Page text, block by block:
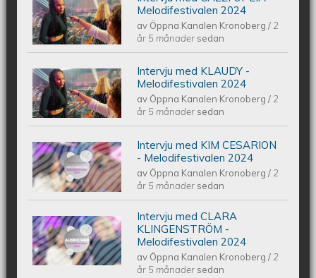
Intervju med CAZZI OPEIA -
Melodifestivalen 2024
Melodifestivalen 2024
av Öppna Kanalen Kronoberg/ 2
år 5 månader sedan
Intervju med KLAUDY -
Melodifestivalen 2024
Intervju med KLAUDY -
Melodifestivalen 2024
av Öppna Kanalen Kronoberg/ 2
år 5 månader sedan
Intervju med KIM CESARION -
Melodifestivalen 2024
Intervju med KIM CESARION
- Melodifestivalen 2024
av Öppna Kanalen Kronoberg/ 2
år 5 månader sedan
Intervju med CLARA KLINGENSTRÖM
- Melodifestivalen 2024
Intervju med CLARA
KLINGENSTRÖM -
Melodifestivalen 2024
av Öppna Kanalen Kronoberg/ 2
år 5 månader sedan